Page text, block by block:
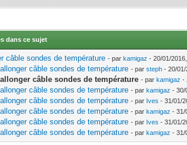
dans ce sujet
câble sondes de température - parkamigaz - 20/01/
câble sondes de température - parsteph - 20/
câble sondes de température - parkamigaz -
câble sondes de température - parkamigaz - 30/
câble sondes de température - par Ives - 31/01/
câble sondes de température - parkamigaz - 31/
câble sondes de température - par Ives - 31/01/
câble sondes de température - parkamigaz - 31/